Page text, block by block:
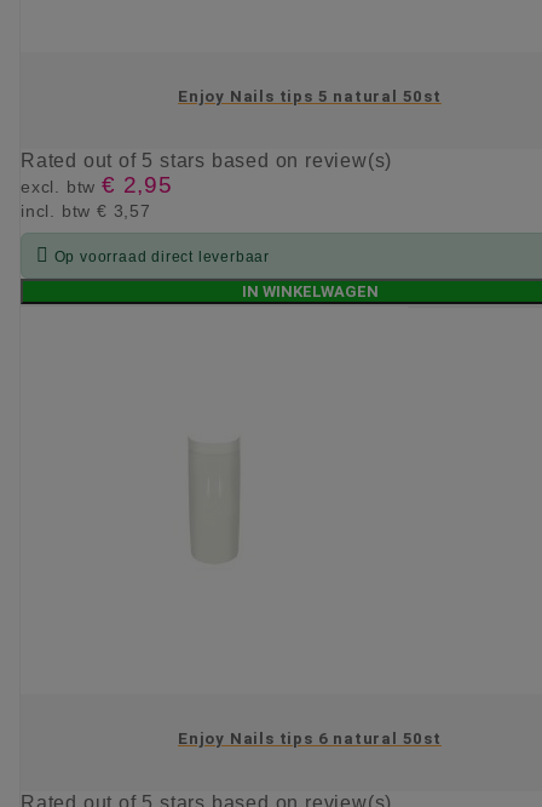
Enjoy Nails tips 5 natural 50st
Rated out of 5 stars based on review(s)
excl. btw € 2,95
incl. btw € 3,57
 Op voorraad direct leverbaar
IN WINKELWAGEN
Enjoy Nails tips 6 natural 50st